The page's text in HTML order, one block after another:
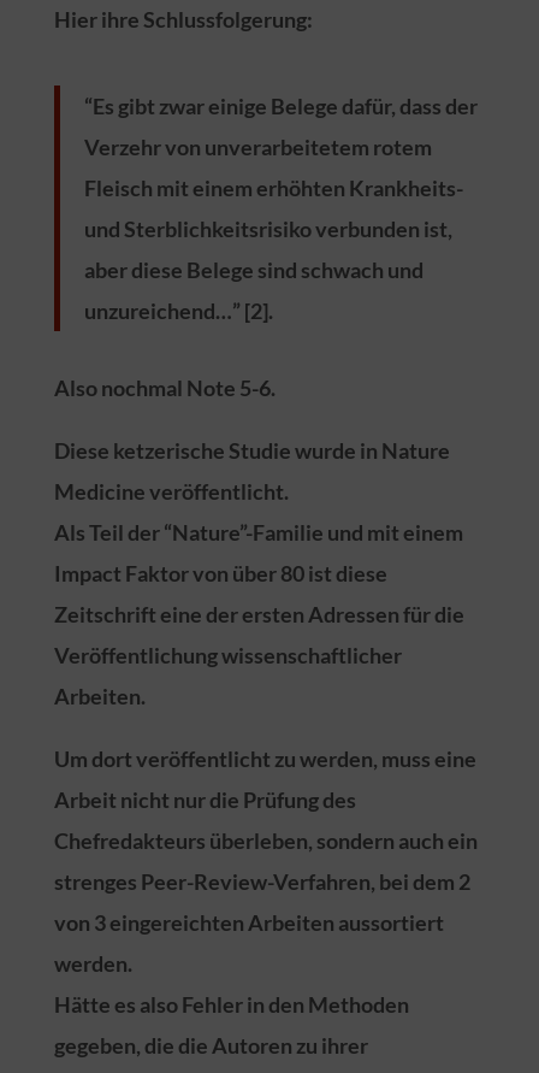
Hier ihre Schlussfolgerung:
“Es gibt zwar einige Belege dafür, dass der
Verzehr von unverarbeitetem rotem
Fleisch mit einem erhöhten Krankheits-
und Sterblichkeitsrisiko verbunden ist,
aber diese Belege sind schwach und
unzureichend…” [2].
Also nochmal Note 5-6.
Diese ketzerische Studie wurde in Nature
Medicine veröffentlicht.
Als Teil der “Nature”-Familie und mit einem
Impact Faktor von über 80 ist diese
Zeitschrift eine der ersten Adressen für die
Veröffentlichung wissenschaftlicher
Arbeiten.
Um dort veröffentlicht zu werden, muss eine
Arbeit nicht nur die Prüfung des
Chefredakteurs überleben, sondern auch ein
strenges Peer-Review-Verfahren, bei dem 2
von 3 eingereichten Arbeiten aussortiert
werden.
Hätte es also Fehler in den Methoden
gegeben, die die Autoren zu ihrer